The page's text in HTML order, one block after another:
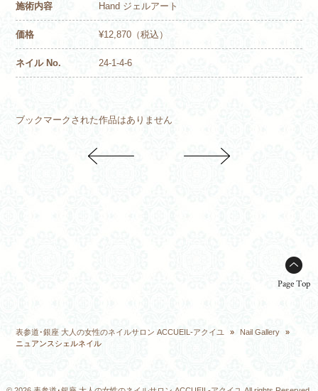
施術内容 Hand ジェルアート
価格 ¥12,870（税込）
ネイル No. 24-1-4-6
ブックマークされた作品はありません
Page Top
表参道･銀座 大人の女性のネイルサロン ACCUEIL-アクイユ » Nail Gallery
»
ニュアンスシェルネイル